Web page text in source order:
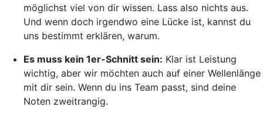
möglichst viel von dir wissen. Lass also nichts aus.
Und wenn doch irgendwo eine Lücke ist, kannst du
uns bestimmt erklären, warum.
Es muss kein 1er-Schnitt sein: Klar ist Leistung
wichtig, aber wir möchten auch auf einer Wellenlänge
mit dir sein. Wenn du ins Team passt, sind deine
Noten zweitrangig.